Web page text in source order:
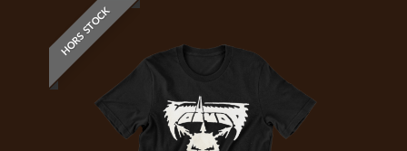
HORS STOCK